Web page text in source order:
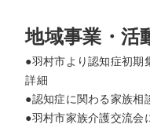
地域事業・活
●羽村市より認知症初期
詳細
●認知症に関わる家族相
●羽村市家族介護交流会